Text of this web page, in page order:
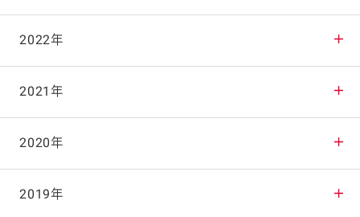
2025年10月
2025年9月
2025年8月
2025年7月
2024年11月
2024年10月
2024年9月
2024年8月
2023年12月
2023年11月
2023年10月
2023年9月
2022年
2022年12月
2022年11月
2022年10月
2021年
2021年12月
2021年11月
2020年
2020年12月
2019年